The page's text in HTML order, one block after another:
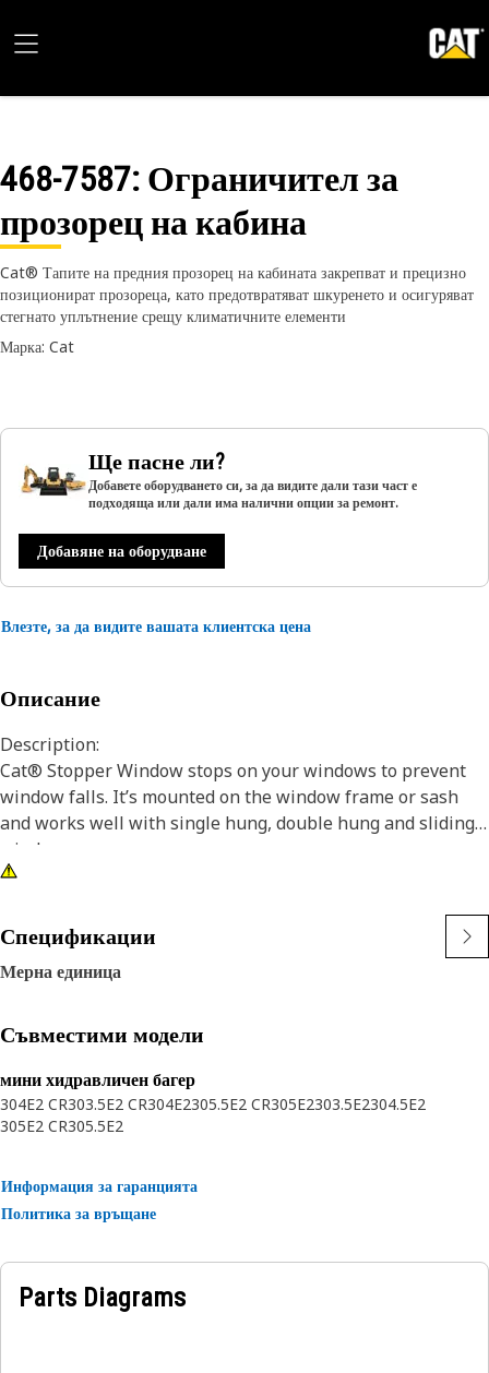
468-7587: Ограничител за
прозорец на кабина
Cat® Тапите на предния прозорец на кабината закрепват и прецизно
позиционират прозореца, като предотвратяват шкуренето и осигуряват
стегнато уплътнение срещу климатичните елементи
Марка: Cat
Ще пасне ли?
Добавете оборудването си, за да видите дали тази част е
подходяща или дали има налични опции за ремонт.
Добавяне на оборудване
Влезте, за да видите вашата клиентска цена
Описание
Description:
Cat® Stopper Window stops on your windows to prevent
window falls. It’s mounted on the window frame or sash
and works well with single hung, double hung and sliding
windows.
Consult your owner's manual or contact your local Cat
Dealer for more information
Спецификации
Мерна единица
Съвместими модели
мини хидравличен багер
304E2 CR303.5E2 CR304E2305.5E2 CR305E2303.5E2304.5E2
305E2 CR305.5E2
Информация за гаранцията
Политика за връщане
Parts Diagrams